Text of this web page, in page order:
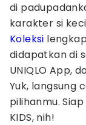
di
karakter si
Koleksi
didapatkan di
UNIQLO App,
Yuk, langsung
pilihanmu.
KIDS, nih!